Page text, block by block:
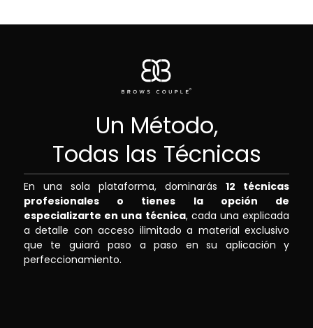
Un Método,
Todas las Técnicas
En una sola plataforma, dominarás 12 técnicas
profesionales o tienes la opción de
especializarte en una técnica, cada una explicada
a detalle con acceso ilimitado a material exclusivo
que te guiará paso a paso en su aplicación y
perfeccionamiento.